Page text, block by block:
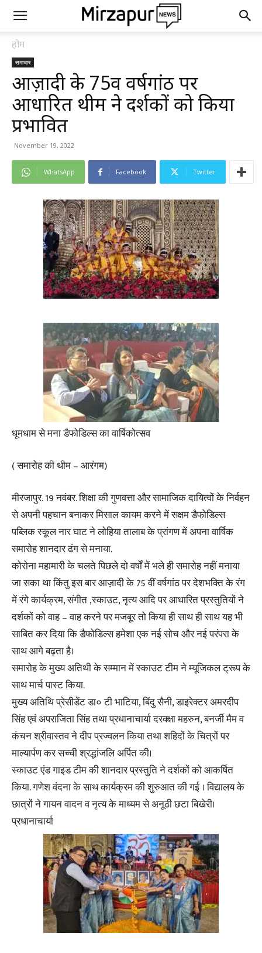
होम
समाचार
आज़ादी के 75वीं वर्षगांठ पर
आधारित थीम ने दर्शकों को किया
प्रभावित
November 19, 2022
WhatsApp Facebook Twitter
धूमधाम से मना डैफोडिल्स का वार्षिकोत्सव
( समारोह की थीम – आरंगम)
मीरजापुर. 19 नवंबर. शिक्षा की गुणवत्ता और सामाजिक दायित्वों के निर्वहन
से अपनी पहचान बनाकर मिसाल कायम करने में सक्षम डैफोडिल्स
पब्लिक स्कूल नार घाट ने लोहिया तालाब के प्रांगण में अपना वार्षिक
समारोह शानदार ढंग से मनाया.
कोरोना महामारी के चलते पिछले दो वर्षों में भले ही समारोह नहीं मनाया
जा सका था किंतु इस बार आज़ादी के 75 वीं वर्षगांठ पर देशभक्ति के रंग
में रंगे कार्यक्रम, संगीत ,स्काउट, नृत्य आदि पर आधारित प्रस्तुतियों ने
दर्शकों को वाह – वाह करने पर मजबूर तो किया ही साथ ही साथ यह भी
साबित कर दिया कि डैफोडिल्स हमेशा एक नई सोच और नई परंपरा के
साथ आगे बढ़ता है।
समारोह के मुख्य अतिथी के सम्मान में स्काउट टीम ने म्यूजिकल ट्रूप के
साथ मार्च पास्ट किया.
मुख्य अतिथि प्रेसीडेंट डा० टी भाटिया, बिंदु सैनी, डाइरेक्टर अमरदीप
सिंह एवं अपराजिता सिंह तथा प्रधानाचार्या दरक्क्षा महरुन, बनर्जी मैम व
कंचन श्रीवास्तव ने दीप प्रज्वलन किया तथा शहिदों के चित्रों पर
माल्यार्पण कर सच्ची श्रद्धांजलि अर्पित की।
स्काउट एंड गाइड टीम की शानदार प्रस्तुति ने दर्शकों को आकर्षित
किया. गणेश वंदना के साथ कार्यक्रम की शुरुआत की गई । विद्यालय के
छात्रों ने गायन वादन व नृत्य के माध्यम से अनूठी छटा बिखेरी।
प्रधानाचार्या